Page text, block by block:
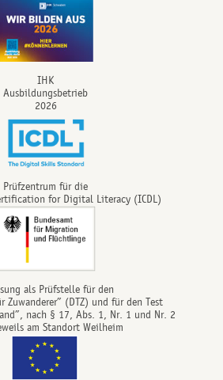
IHK
Ausbildungsbetrieb
2026
Prüfzentrum für die
for Digital Literacy (ICDL)
als Prüfstelle für den
Zuwanderer” (DTZ) und für den Test
nach § 17, Abs. 1, Nr. 1 und Nr. 2
am Standort Weilheim